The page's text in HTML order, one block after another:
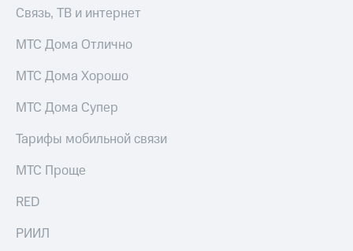
карту
Перейти
на
eSIM
Для дома
Выберите
и подключите
ТВ
тарифом
Личный
кабинет
интернета
ТВ
кабинет
ТВ
приложение
Связь, ТВ и интернет
МТС Дома Отлично
МТС Дома Хорошо
МТС Дома Супер
Тарифы мобильной связи
МТС Проще
RED
РИИЛ